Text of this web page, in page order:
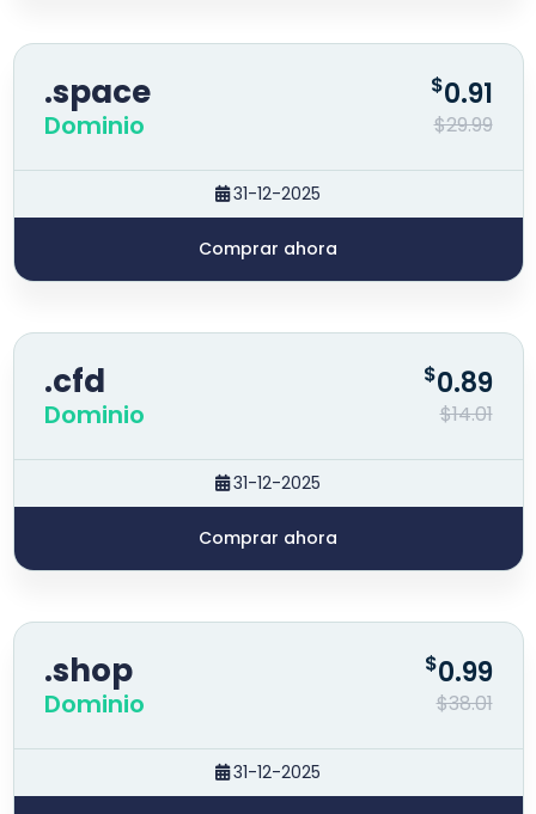
.space
Dominio
$0.91
$29.99
31-12-2025
Comprar ahora
.cfd
Dominio
$0.89
$14.01
31-12-2025
Comprar ahora
.shop
Dominio
$0.99
$38.01
31-12-2025